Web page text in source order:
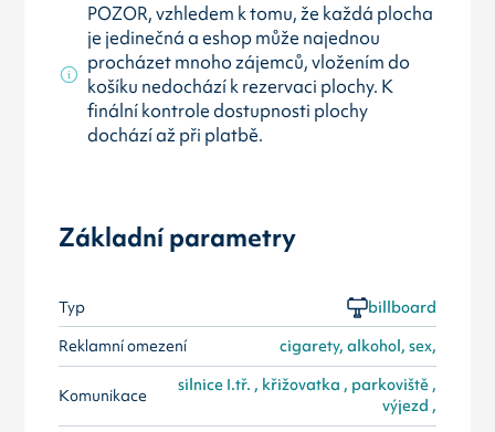
POZOR, vzhledem k tomu, že každá plocha
je jedinečná a eshop může najednou
procházet mnoho zájemců, vložením do
košíku nedochází k rezervaci plochy. K
finální kontrole dostupnosti plochy
dochází až při platbě.
Základní parametry
Typ
billboard
Reklamní omezení
cigarety, alkohol, sex,
Komunikace
silnice I.tř. , křižovatka , parkoviště ,
výjezd ,